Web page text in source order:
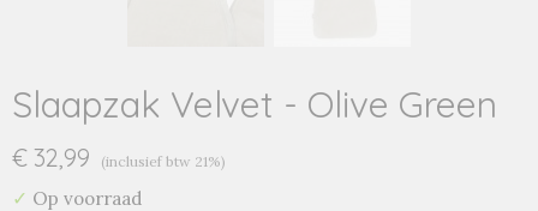
Slaapzak Velvet - Olive Green
€ 32,99 (inclusief btw 21%)
✓ Op voorraad